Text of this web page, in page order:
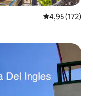
4,95 av 5 i
4,95 (172)